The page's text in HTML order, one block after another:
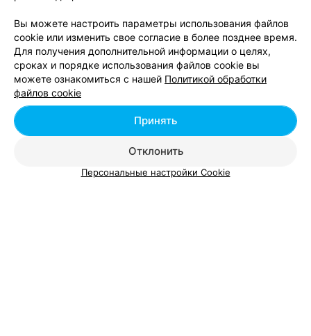
Добавить компанию
Добавить специалиста
Вы можете настроить параметры использования файлов
cookie или изменить свое согласие в более позднее время.
Для получения дополнительной информации о целях,
сроках и порядке использования файлов cookie вы
можете ознакомиться с нашей Политикой обработки
файлов cookie
Отклонить
Принять
Персональные настройки Cookie